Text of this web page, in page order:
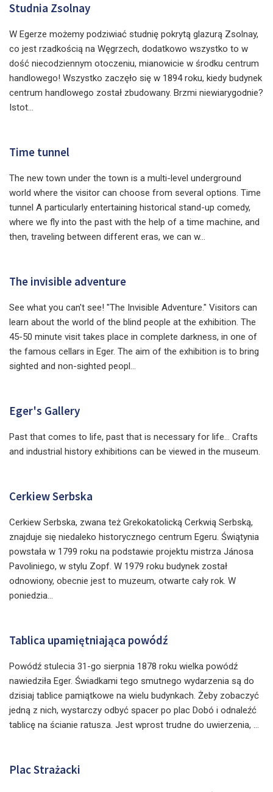
Studnia Zsolnay
W Egerze możemy podziwiać studnię pokrytą glazurą Zsolnay,
co jest rzadkością na Węgrzech, dodatkowo wszystko to w
dość niecodziennym otoczeniu, mianowicie w środku centrum
handlowego! Wszystko zaczęło się w 1894 roku, kiedy budynek
centrum handlowego został zbudowany. Brzmi niewiarygodnie?
Istot...
Time tunnel
The new town under the town is a multi-level underground
world where the visitor can choose from several options. Time
tunnel A particularly entertaining historical stand-up comedy,
where we fly into the past with the help of a time machine, and
then, traveling between different eras, we can w...
The invisible adventure
See what you can't see! "The Invisible Adventure." Visitors can
learn about the world of the blind people at the exhibition. The
45-50 minute visit takes place in complete darkness, in one of
the famous cellars in Eger. The aim of the exhibition is to bring
sighted and non-sighted peopl...
Eger's Gallery
Past that comes to life, past that is necessary for life... Crafts
and industrial history exhibitions can be viewed in the museum.
Cerkiew Serbska
Cerkiew Serbska, zwana też Grekokatolicką Cerkwią Serbską,
znajduje się niedaleko historycznego centrum Egeru. Świątynia
powstała w 1799 roku na podstawie projektu mistrza Jánosa
Pavoliniego, w stylu Zopf. W 1979 roku budynek został
odnowiony, obecnie jest to muzeum, otwarte cały rok. W
poniedzia...
Tablica upamiętniająca powódź
Powódź stulecia 31-go sierpnia 1878 roku wielka powódź
nawiedziła Eger. Świadkami tego smutnego wydarzenia są do
dzisiaj tablice pamiątkowe na wielu budynkach. Żeby zobaczyć
jedną z nich, wystarczy odbyć spacer po plac Dobó i odnaleźć
tablicę na ścianie ratusza. Jest wprost trudne do uwierzenia, ...
Plac Strażacki